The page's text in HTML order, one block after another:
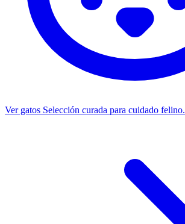
Ver gatos Selección curada para cuidado felino.